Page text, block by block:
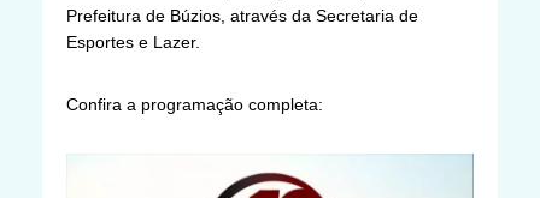
Prefeitura de Búzios, através da Secretaria de
Esportes e Lazer.
Confira a programação completa: